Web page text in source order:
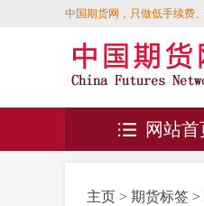
中国期货网，只做低手续费
网站首
主页 > 期货标签 >